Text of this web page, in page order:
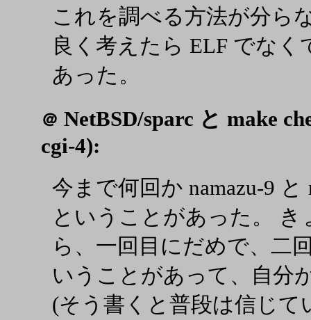
これを調べる方法が分ら
良く考えたら ELF でなく
あった。
＠ NetBSD/sparc と make
cgi-4):
今まで何回か namazu-9
ということがあった。 き
ら、一回目にだめで、二
いうことがあって、自分
(そう書くと普段は信じて